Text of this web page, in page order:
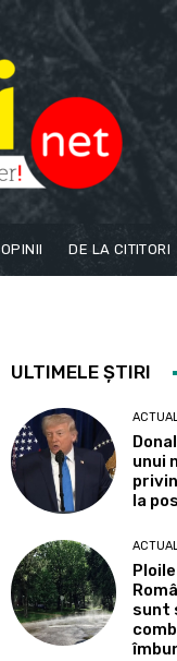
OPINII DE LA CITITORI
ULTIMELE ȘTIRI
unui
la
sunt